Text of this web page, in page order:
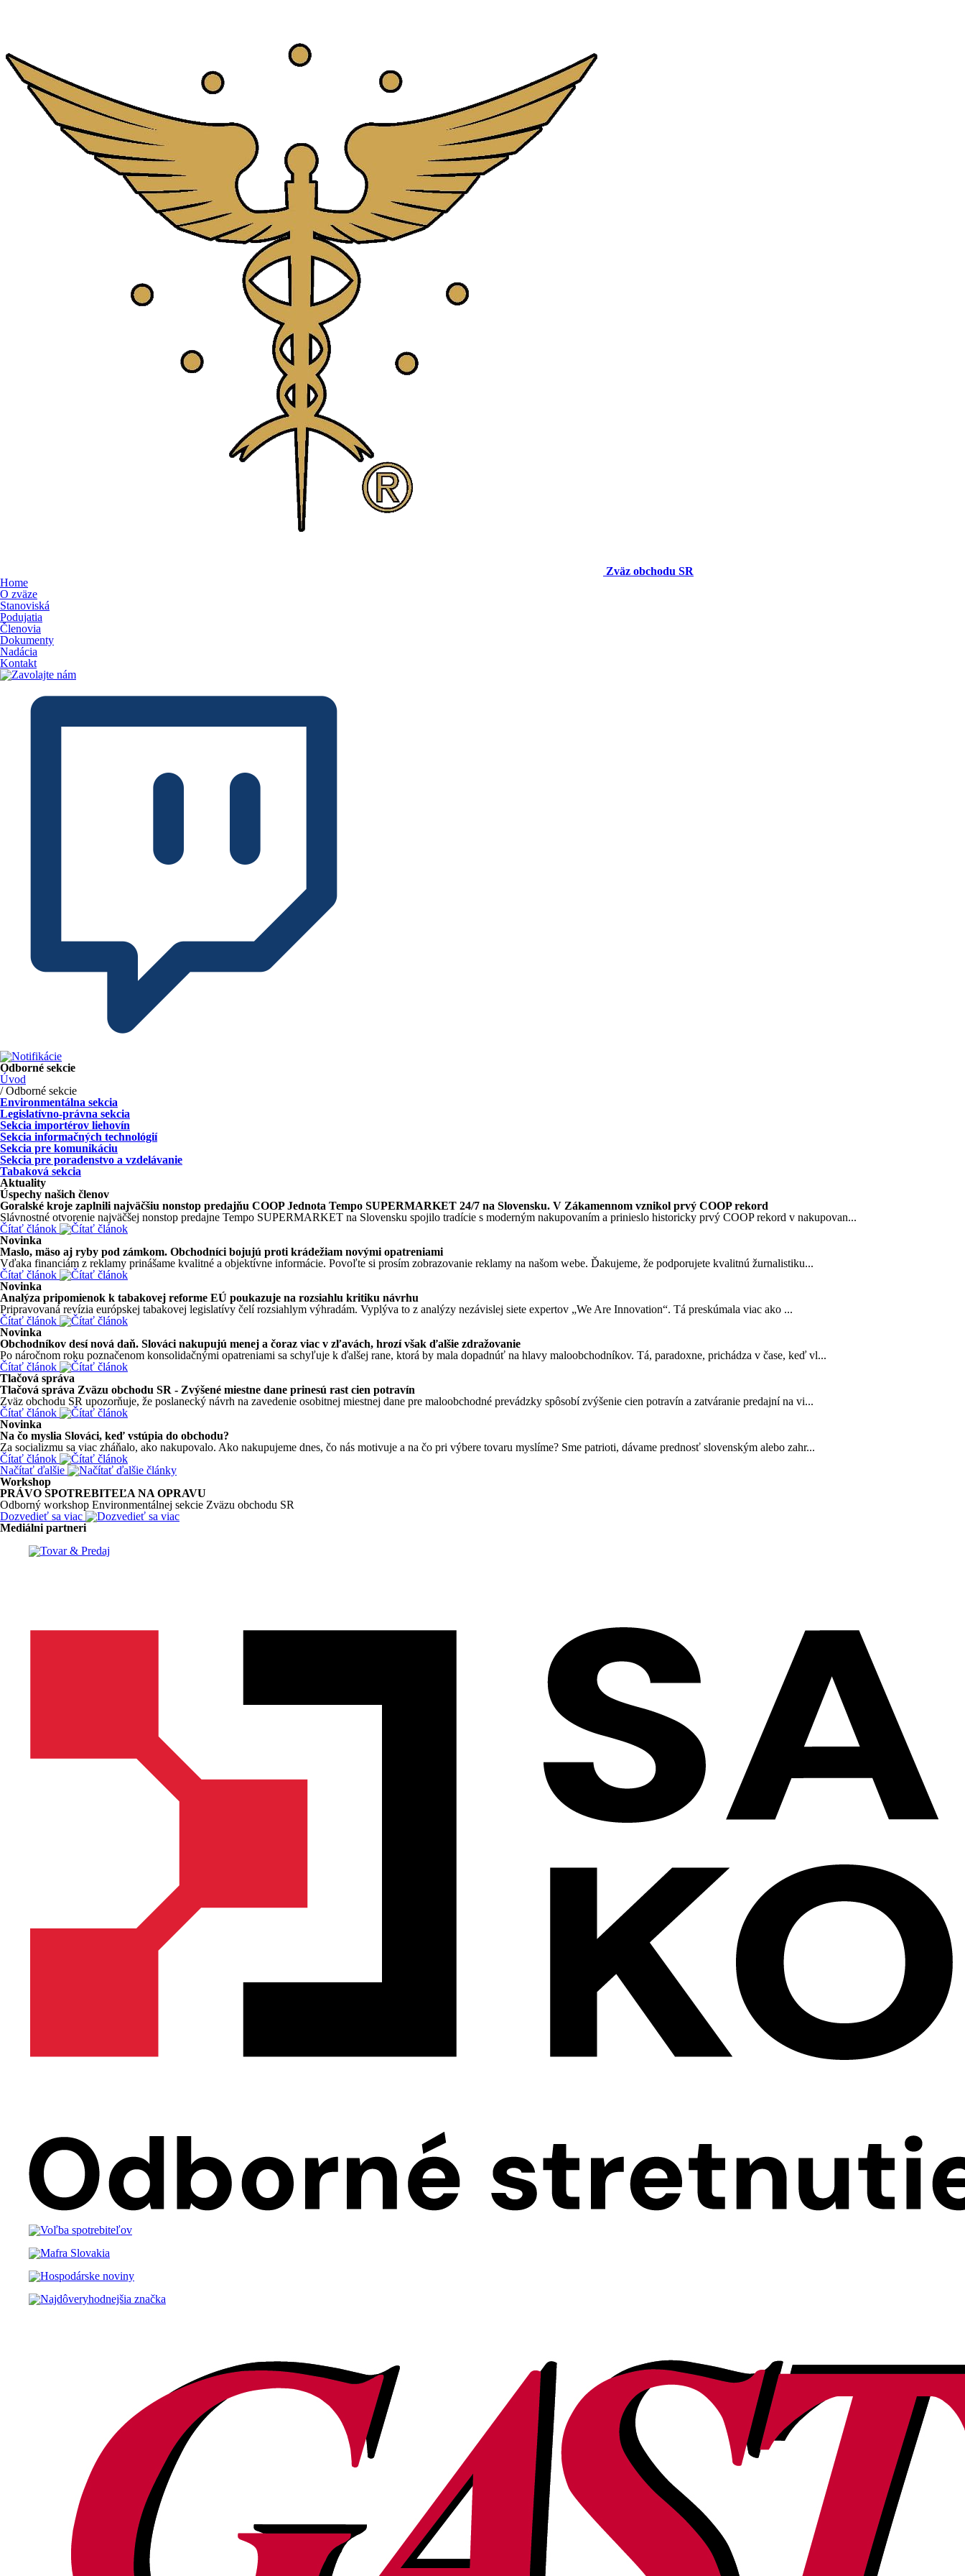
Zväz obchodu SR
Home
O zväze
Stanoviská
Podujatia
Členovia
Dokumenty
Nadácia
Kontakt
Odborné sekcie
Úvod
/ Odborné sekcie
Environmentálna sekcia
Legislatívno-právna sekcia
Sekcia importérov liehovín
Sekcia informačných technológií
Sekcia pre komunikáciu
Sekcia pre poradenstvo a vzdelávanie
Tabaková sekcia
Aktuality
Úspechy našich členov
Goralské kroje zaplnili najväčšiu nonstop predajňu COOP Jednota Tempo SUPERMARKET 24/7 na Slovensku. V Zákamennom vznikol prvý COOP rekord
Slávnostné otvorenie najväčšej nonstop predajne Tempo SUPERMARKET na Slovensku spojilo tradície s moderným nakupovaním a prinieslo historicky prvý COOP rekord v nakupovan...
Čítať článok
Novinka
Maslo, mäso aj ryby pod zámkom. Obchodníci bojujú proti krádežiam novými opatreniami
Vďaka financiám z reklamy prinášame kvalitné a objektívne informácie. Povoľte si prosím zobrazovanie reklamy na našom webe. Ďakujeme, že podporujete kvalitnú žurnalistiku...
Čítať článok
Novinka
Analýza pripomienok k tabakovej reforme EÚ poukazuje na rozsiahlu kritiku návrhu
Pripravovaná revízia európskej tabakovej legislatívy čelí rozsiahlym výhradám. Vyplýva to z analýzy nezávislej siete expertov „We Are Innovation“. Tá preskúmala viac ako ...
Čítať článok
Novinka
Obchodníkov desí nová daň. Slováci nakupujú menej a čoraz viac v zľavách, hrozí však ďalšie zdražovanie
Po náročnom roku poznačenom konsolidačnými opatreniami sa schyľuje k ďalšej rane, ktorá by mala dopadnúť na hlavy maloobchodníkov. Tá, paradoxne, prichádza v čase, keď vl...
Čítať článok
Tlačová správa
Tlačová správa Zväzu obchodu SR - Zvýšené miestne dane prinesú rast cien potravín
Zväz obchodu SR upozorňuje, že poslanecký návrh na zavedenie osobitnej miestnej dane pre maloobchodné prevádzky spôsobí zvýšenie cien potravín a zatváranie predajní na vi...
Čítať článok
Novinka
Na čo myslia Slováci, keď vstúpia do obchodu?
Za socializmu sa viac zháňalo, ako nakupovalo. Ako nakupujeme dnes, čo nás motivuje a na čo pri výbere tovaru myslíme? Sme patrioti, dávame prednosť slovenským alebo zahr...
Čítať článok
Načítať ďalšie
Workshop
PRÁVO SPOTREBITEĽA NA OPRAVU
Odborný workshop Environmentálnej sekcie Zväzu obchodu SR
Dozvedieť sa viac
Mediálni partneri